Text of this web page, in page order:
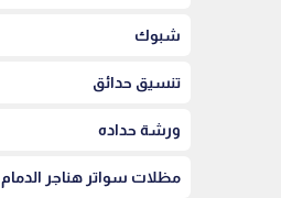
شبوك
تنسيق حدائق
ورشة حداده
مظلات سواتر هناجر الدمام